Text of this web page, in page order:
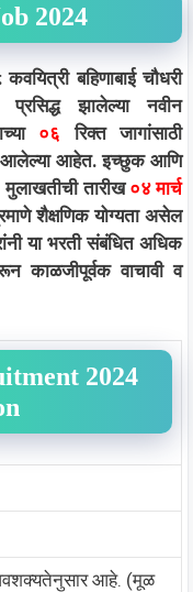
2024
बहिणाबाई चौधरी
प्रसिद्ध झालेल्या नवीन
०६रिक्त जागांसाठी
आलेल्या आहेत. इच्छुक आणि
मुलाखतीची तारीख०४ मार्च
शैक्षणिक योग्यता असेल
या भरती संबंधित अधिक
काळजीपूर्वक वाचावी व
2024
आहे. (मूळ